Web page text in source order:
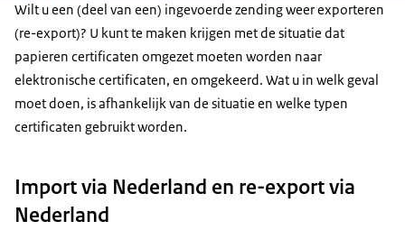
Wilt u een (deel van een) ingevoerde zending weer exporteren
(re-export)? U kunt te maken krijgen met de situatie dat
papieren certificaten omgezet moeten worden naar
elektronische certificaten, en omgekeerd. Wat u in welk geval
moet doen, is afhankelijk van de situatie en welke typen
certificaten gebruikt worden.
Import via Nederland en re-export via
Nederland